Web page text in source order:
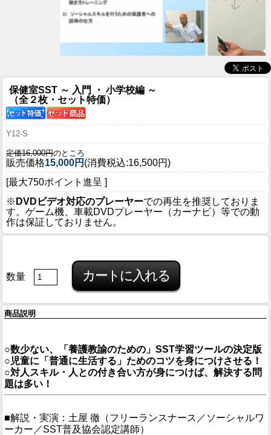
保健室SST ～ 入門 ・ 小学校編 ～
（全２枚・セット特価）
Y12-S
定価16,000円のところ
販売価格15,000円 (消費税込:16,500円)
[最大750ポイント進呈 ]
※ DVDビデオ対応のプレーヤーでの再生を推奨しておりま
す。ゲーム機、車載DVDプレーヤー（カーナビ）等での動
作は保証しておりません。
数量
商品説明
○数少ない、「養護教諭のための」SST学習ツールの決定版
○児童に「普通に生活する」ためのコツを身につけさせる！
○対人スキル・人との付き合い方が身につけば、解決する問
題は多い！
■解説・実演：土屋 徹（フリーランスナース／ソーシャルワ
ーカー／SST普及協会認定講師）